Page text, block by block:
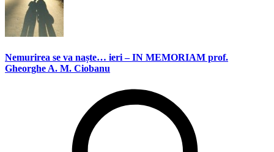
Nemurirea se va naște… ieri – IN MEMORIAM prof.
Gheorghe A. M. Ciobanu